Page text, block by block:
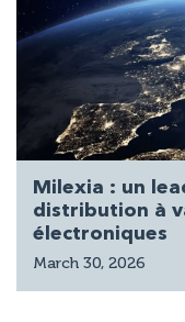
Milexia : un
distribution à
électroniques
March 30, 2026